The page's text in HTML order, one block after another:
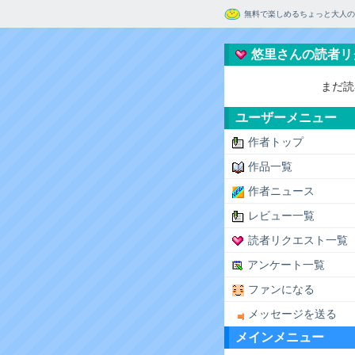
無料で楽しめるちょっと大人
悠里さんの読者
まだ
ユーザーメニュー
作者トップ
作品一覧
作者ニュース
レビュー一覧
読者リクエスト一覧
アンケート一覧
ファンになる
メッセージを送る
メインメニュー